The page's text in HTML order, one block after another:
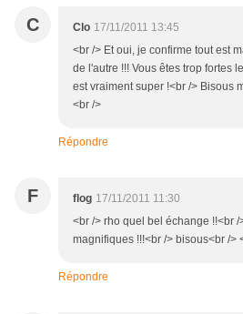
C Clo 17/11/2011 13:45
<br /> Et oui, je confirme tout est
de l'autre !!! Vous êtes trop fortes
est vraiment super !<br /> Bisous
<br />
Répondre
F flog 17/11/2011 11:30
<br /> rho quel bel échange !!<br
magnifiques !!!<br /> bisous<br />
Répondre